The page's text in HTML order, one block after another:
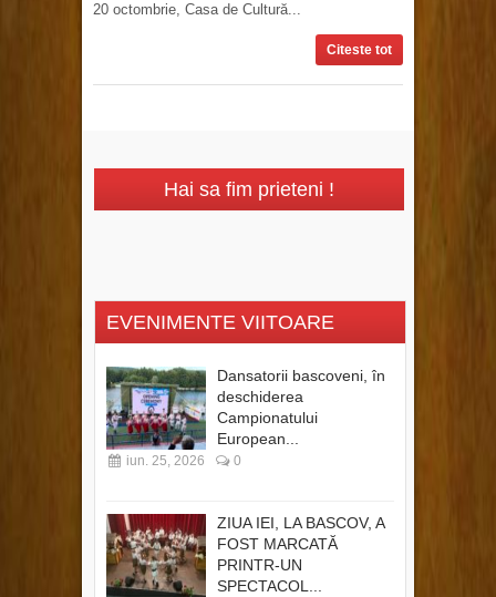
20 octombrie, Casa de Cultură...
Citeste tot
Hai sa fim prieteni !
EVENIMENTE VIITOARE
Dansatorii bascoveni, în
deschiderea
Campionatului
European...
iun. 25, 2026 0
ZIUA IEI, LA BASCOV, A
FOST MARCATĂ
PRINTR-UN
SPECTACOL...